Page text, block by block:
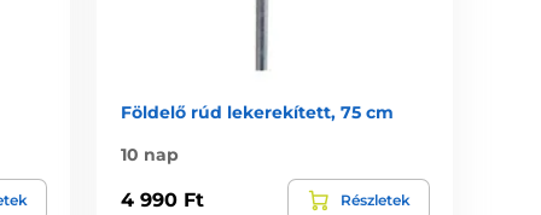
Földelő rúd lekerekített, 75 cm
10 nap
4 990 Ft Részletek